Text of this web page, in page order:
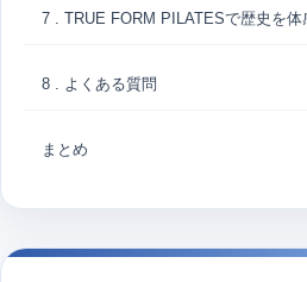
7 . TRUE FORM PILATESで歴史を体
8 . よくある質問
まとめ